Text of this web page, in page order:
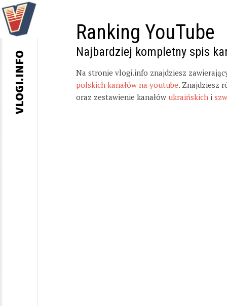
Ranking YouTube
Najbardziej kompletny spis
Na stronie vlogi.info znajdziesz
polskich kanałów na youtube. Znajdziesz
oraz zestawienie kanałów ukraińskich i
VLOGI.INFO